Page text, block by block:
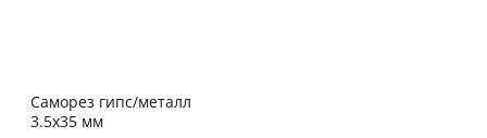
Саморез гипс/металл
3.5х35 мм